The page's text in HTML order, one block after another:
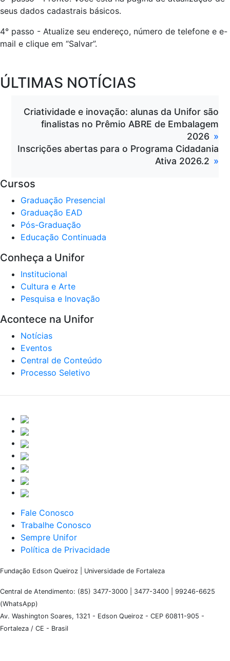
seus dados cadastrais básicos.
4° passo - Atualize seu endereço, número de telefone e e-
mail e clique em “Salvar”.
ÚLTIMAS NOTÍCIAS
Criatividade e inovação: alunas da Unifor são
finalistas no Prêmio ABRE de Embalagem
2026
Inscrições abertas para o Programa Cidadania
Ativa 2026.2
Cursos
Graduação Presencial
Graduação EAD
Pós-Graduação
Educação Continuada
Conheça a Unifor
Institucional
Cultura e Arte
Pesquisa e Inovação
Acontece na Unifor
Notícias
Eventos
Central de Conteúdo
Processo Seletivo
Fale Conosco
Trabalhe Conosco
Sempre Unifor
Política de Privacidade
Fundação Edson Queiroz | Universidade de Fortaleza
Central de Atendimento: (85) 3477-3000 | 3477-3400 | 99246-6625
(WhatsApp)
Av. Washington Soares, 1321 - Edson Queiroz - CEP 60811-905 -
Fortaleza / CE - Brasil